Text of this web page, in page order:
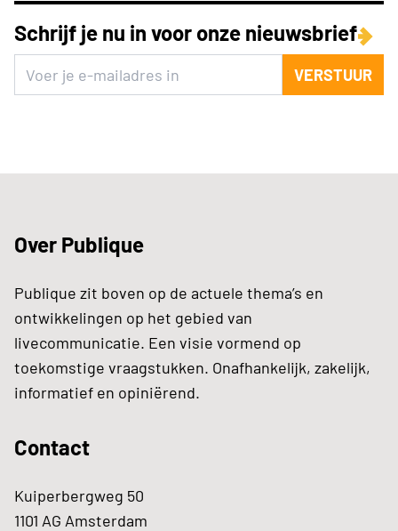
Schrijf je nu in voor onze nieuwsbrief
VERSTUUR
Over Publique
Publique zit boven op de actuele thema’s en
ontwikkelingen op het gebied van
livecommunicatie. Een visie vormend op
toekomstige vraagstukken. Onafhankelijk, zakelijk,
informatief en opiniërend.
Contact
Kuiperbergweg 50
1101 AG Amsterdam